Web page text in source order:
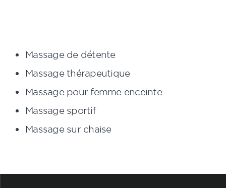
Massage de détente
Massage thérapeutique
Massage pour femme enceinte
Massage sportif
Massage sur chaise